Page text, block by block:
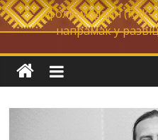
… фолк-мадэрн (folk-
напрамак у